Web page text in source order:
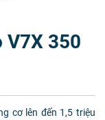
V7X 350
cơ lên đến 1,5 triệu